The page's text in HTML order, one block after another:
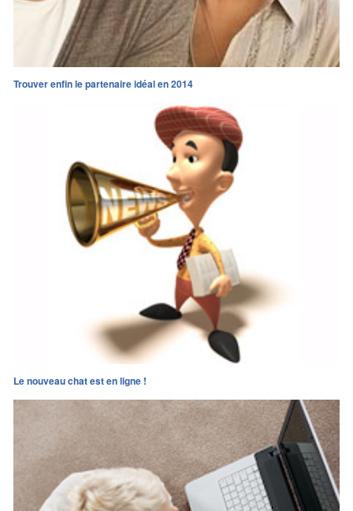
Trouver enfin le partenaire idéal en 2014
Le nouveau chat est en ligne !